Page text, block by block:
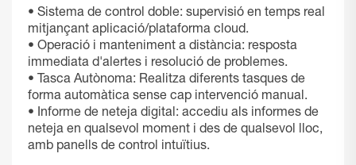
• Sistema de control doble: supervisió en temps real
mitjançant aplicació/plataforma cloud.
• Operació i manteniment a distància: resposta
immediata d'alertes i resolució de problemes.
• Tasca Autònoma: Realitza diferents tasques de
forma automàtica sense cap intervenció manual.
• Informe de neteja digital: accediu als informes de
neteja en qualsevol moment i des de qualsevol lloc,
amb panells de control intuïtius.